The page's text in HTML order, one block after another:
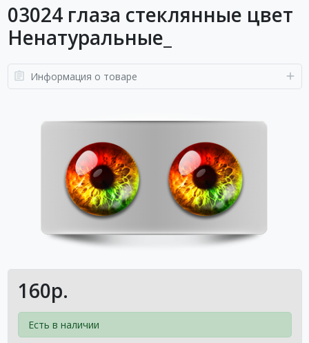
03024 глаза стеклянные цвет
Ненатуральные_
Информация о товаре
160р.
Есть в наличии